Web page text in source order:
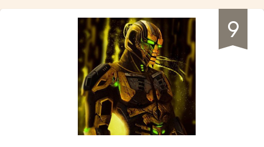
9